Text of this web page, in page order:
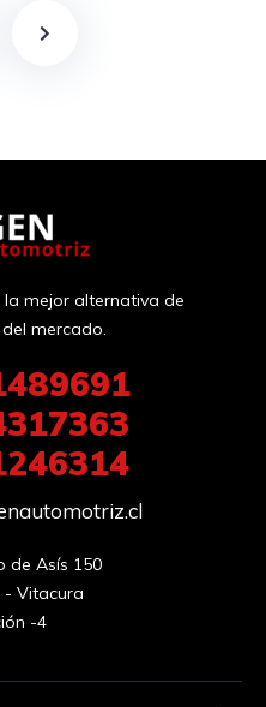
mejor alternativa de
mercado.
de Asís 150
- Vitacura
-4